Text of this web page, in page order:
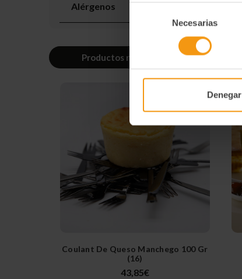
de
consentimiento
Necesarias
Denegar
Alérgenos
Productos relacionados
Coulant De Queso Manchego 100 Gr
(16)
43,85€